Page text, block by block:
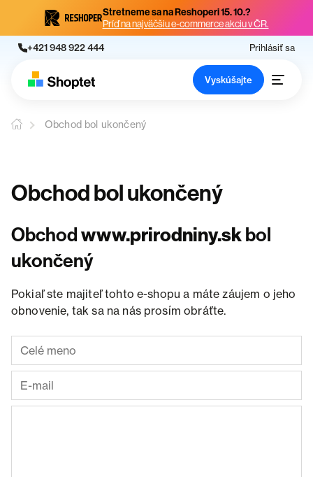
Stretneme sa na Reshoperi 15. 10.?
Príď na najväčšiu e-commerce akciu v ČR.
+421 948 922 444 Prihlásiť sa
Vyskúšajte
Obchod bol ukončený
Obchod bol ukončený
Obchodwww.prirodniny.skbol
ukončený
Pokiaľ ste majiteľ tohto e-shopu a máte záujem o jeho
obnovenie, tak sa na nás prosím obráťte.